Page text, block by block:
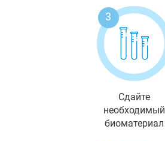
3
Сдайте
необходимый
биоматериал